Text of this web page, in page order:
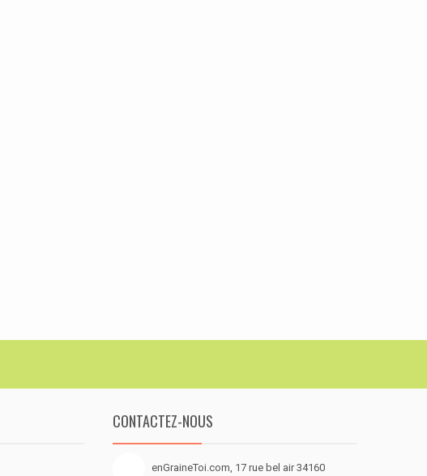
CONTACTEZ-NOUS
enGraineToi.com, 17 rue bel air 34160